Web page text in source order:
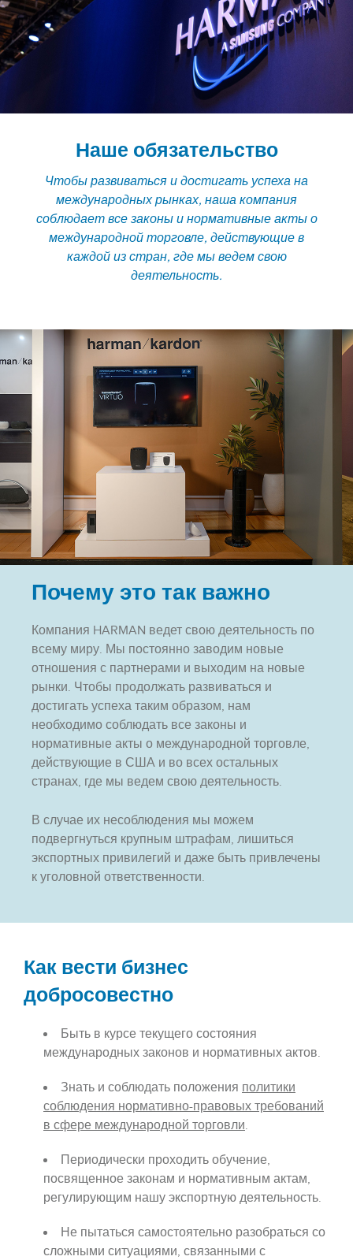
Наше обязательство
Чтобы развиваться и достигать успеха на
международных рынках, наша компания
соблюдает все законы и нормативные акты о
международной торговле, действующие в
каждой из стран, где мы ведем свою
деятельность.
Почему это так важно
Компания HARMAN ведет свою деятельность по
всему миру. Мы постоянно заводим новые
отношения с партнерами и выходим на новые
рынки. Чтобы продолжать развиваться и
достигать успеха таким образом, нам
необходимо соблюдать все законы и
нормативные акты о международной торговле,
действующие в США и во всех остальных
странах, где мы ведем свою деятельность.
В случае их несоблюдения мы можем
подвергнуться крупным штрафам, лишиться
экспортных привилегий и даже быть привлечены
к уголовной ответственности.
Как вести бизнес
добросовестно
Быть в курсе текущего состояния
международных законов и нормативных актов.
Знать и соблюдать положения политики
соблюдения нормативно-правовых требований
в сфере международной торговли.
Периодически проходить обучение,
посвященное законам и нормативным актам,
регулирующим нашу экспортную деятельность.
Не пытаться самостоятельно разобраться со
сложными ситуациями, связанными с